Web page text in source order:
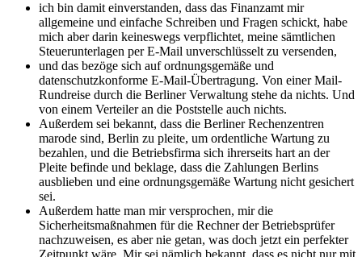
ich bin damit einverstanden, dass das Finanzamt mir
allgemeine und einfache Schreiben und Fragen schickt, habe
mich aber darin keineswegs verpflichtet, meine sämtlichen
Steuerunterlagen per E-Mail unverschlüsselt zu versenden,
und das bezöge sich auf ordnungsgemäße und
datenschutzkonforme E-Mail-Übertragung. Von einer Mail-
Rundreise durch die Berliner Verwaltung stehe da nichts. Und
von einem Verteiler an die Poststelle auch nichts.
Außerdem sei bekannt, dass die Berliner Rechenzentren
marode sind, Berlin zu pleite, um ordentliche Wartung zu
bezahlen, und die Betriebsfirma sich ihrerseits hart an der
Pleite befinde und beklage, dass die Zahlungen Berlins
ausblieben und eine ordnungsgemäße Wartung nicht gesichert
sei.
Außerdem hatte man mir versprochen, mir die
Sicherheitsmaßnahmen für die Rechner der Betriebsprüfer
nachzuweisen, es aber nie getan, was doch jetzt ein perfekter